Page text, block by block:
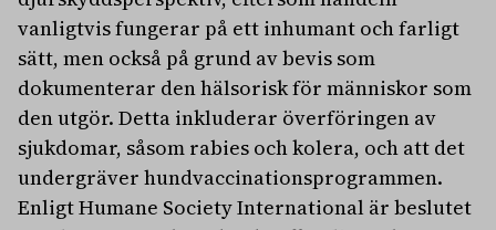
vanligtvis fungerar på ett inhumant och farligt
sätt, men också på grund av bevis som
dokumenterar den hälsorisk för människor som
den utgör. Detta inkluderar överföringen av
sjukdomar, såsom rabies och kolera, och att det
undergräver hundvaccinationsprogrammen.
Enligt Humane Society International är beslutet